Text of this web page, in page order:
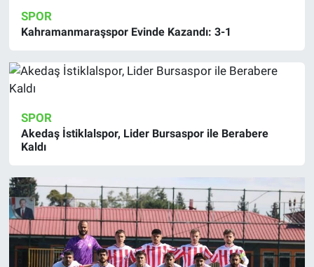
SPOR
Kahramanmaraşspor Evinde Kazandı: 3-1
SPOR
Akedaş İstiklalspor, Lider Bursaspor ile Berabere
Kaldı